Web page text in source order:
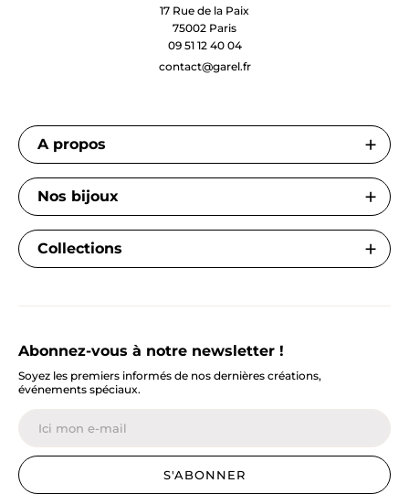
17 Rue de la Paix
75002 Paris
09 51 12 40 04
contact@garel.fr
A propos
Nos bijoux
Collections
Abonnez-vous à notre newsletter !
Soyez les premiers informés de nos dernières créations,
événements spéciaux.